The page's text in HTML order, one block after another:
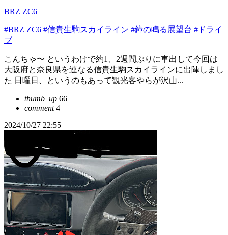
BRZ ZC6
#BRZ ZC6 #信貴生駒スカイライン #鐘の鳴る展望台 #ドライ
ブ
こんちゃ〜 というわけで約1、2週間ぶりに車出して今回は
大阪府と奈良県を連なる信貴生駒スカイラインに出陣しまし
た 日曜日、というのもあって観光客やらが沢山...
thumb_up 66
comment4
2024/10/27 22:55